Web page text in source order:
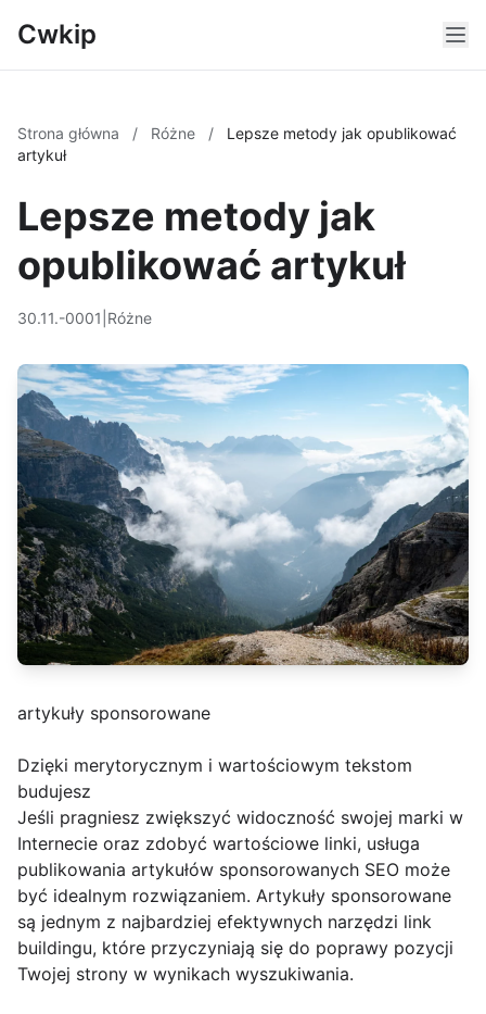
Cwkip
Strona główna / Różne /
Lepsze metody jak opublikować
artykuł
Lepsze metody jak
opublikować artykuł
30.11.-0001 Różne
artykuły sponsorowane
Dzięki merytorycznym i wartościowym tekstom
budujesz
Jeśli pragniesz zwiększyć widoczność swojej marki w
Internecie oraz zdobyć wartościowe linki, usługa
publikowania artykułów sponsorowanych SEO może
być idealnym rozwiązaniem. Artykuły sponsorowane
są jednym z najbardziej efektywnych narzędzi link
buildingu, które przyczyniają się do poprawy pozycji
Twojej strony w wynikach wyszukiwania.